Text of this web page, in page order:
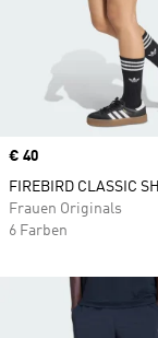
Price
€ 40
FIREBIRD CLASSIC
Frauen Originals
6 Farben